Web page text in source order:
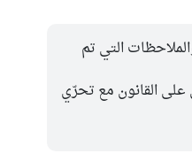
التي تم
القانون مع تحرّي